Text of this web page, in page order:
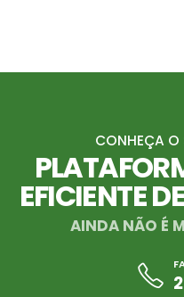
CONHEÇA O
EFICIENTE
AINDA NÃO É